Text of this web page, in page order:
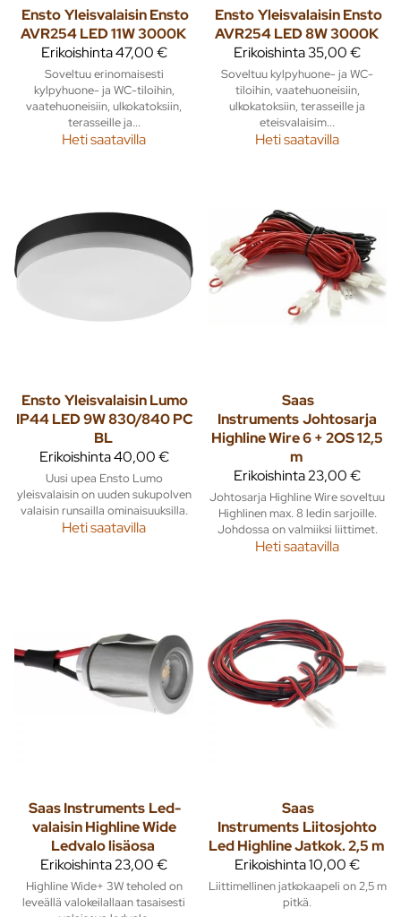
Ensto Yleisvalaisin Ensto
AVR254 LED 11W 3000K
Erikoishinta47,00 €
Soveltuu erinomaisesti
kylpyhuone- ja WC-tiloihin,
vaatehuoneisiin, ulkokatoksiin,
terasseille ja...
Heti saatavilla
Ensto Yleisvalaisin Ensto
AVR254 LED 8W 3000K
Erikoishinta35,00 €
Soveltuu kylpyhuone- ja WC-
tiloihin, vaatehuoneisiin,
ulkokatoksiin, terasseille ja
eteisvalaisim...
Heti saatavilla
EnstoYleisvalaisin Lumo
IP44 LED 9W 830/840 PC
BL
Erikoishinta40,00 €
Uusi upea Ensto Lumo
yleisvalaisin on uuden sukupolven
valaisin runsailla ominaisuuksilla.
Heti saatavilla
Saas
InstrumentsJohtosarja
Highline Wire 6 + 2OS 12,5
m
Erikoishinta23,00 €
Johtosarja Highline Wire soveltuu
Highlinen max. 8 ledin sarjoille.
Johdossa on valmiiksi liittimet.
Heti saatavilla
Saas Instruments Led-
valaisin Highline Wide
Ledvalo lisäosa
Erikoishinta23,00 €
Highline Wide+ 3W teholed on
leveällä valokeilallaan tasaisesti
Saas
Instruments Liitosjohto
Led Highline Jatkok. 2,5 m
Erikoishinta10,00 €
Liittimellinen jatkokaapeli on 2,5 m
pitkä.